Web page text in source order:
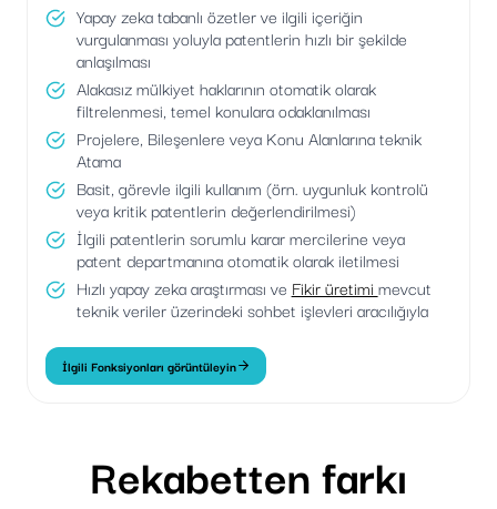
Yapay zeka tabanlı özetler ve ilgili içeriğin
vurgulanması yoluyla patentlerin hızlı bir şekilde
anlaşılması
Alakasız mülkiyet haklarının otomatik olarak
filtrelenmesi, temel konulara odaklanılması
Projelere, Bileşenlere veya Konu Alanlarına teknik
Atama
Basit, görevle ilgili kullanım (örn. uygunluk kontrolü
veya kritik patentlerin değerlendirilmesi)
İlgili patentlerin sorumlu karar mercilerine veya
patent departmanına otomatik olarak iletilmesi
Hızlı yapay zeka araştırması ve Fikir üretimi mevcut
teknik veriler üzerindeki sohbet işlevleri aracılığıyla
İlgili Fonksiyonları görüntüleyin
Rekabetten farkı